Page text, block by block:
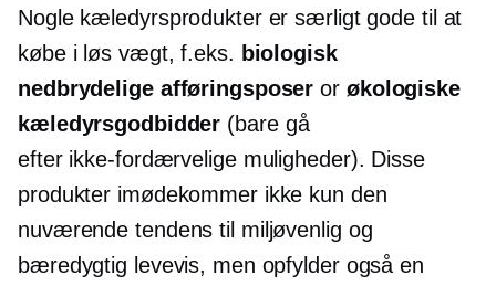
Nogle kæledyrsprodukter er særligt gode til at
købe i løs vægt, f.eks. biologisk
nedbrydelige afføringsposer or økologiske
kæledyrsgodbidder (bare gå
efter ikke-fordærveligemuligheder). Disse
produkter imødekommer ikke kun den
nuværende tendens til miljøvenlig og
bæredygtig levevis, men opfylder også en